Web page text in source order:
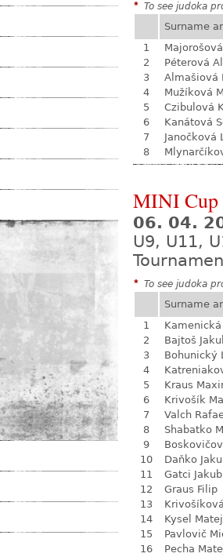
* To see judoka
Surname
1
2
Péterová
3
Almašiová
4
Mužíková
5
Czibulová
6
Kanátová
7
Janočková
8
MINI Cup
06. 04.
U9, U11,
* To see judoka
Surname
1
2
Bajtoš
3
Bohunický
4
5
Kraus
6
Krivošík
7
Valch
8
Shabatko
9
10
Daňko
11
Gatci Jakub
12
Graus Filip
13
14
Kysel Matej
15
Pavlovič
16
Pecha